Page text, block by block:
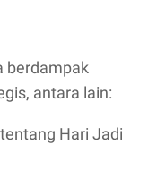
berdampak
antara lain:
Hari Jadi